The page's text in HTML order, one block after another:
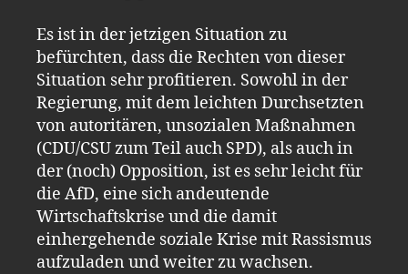
Es ist in der jetzigen Situation zu
befürchten, dass die Rechten von dieser
Situation sehr profitieren. Sowohl in der
Regierung, mit dem leichten Durchsetzten
von autoritären, unsozialen Maßnahmen
(CDU/CSU zum Teil auch SPD), als auch in
der (noch) Opposition, ist es sehr leicht für
die AfD, eine sich andeutende
Wirtschaftskrise und die damit
einhergehende soziale Krise mit Rassismus
aufzuladen und weiter zu wachsen.